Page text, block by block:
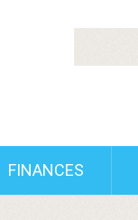
FINANCES